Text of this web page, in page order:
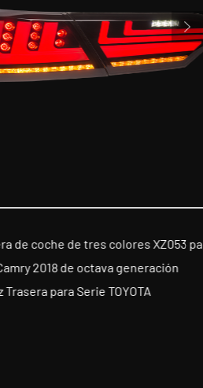
de tres colores XZ053 para
de octava generación
para Serie TOYOTA